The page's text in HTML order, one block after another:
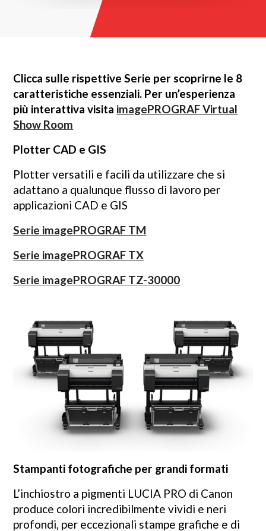
Clicca sulle rispettive Serie per scoprirne le 8
caratteristiche essenziali. Per un’esperienza
più interattiva visita imagePROGRAF Virtual
Show Room
Plotter CAD e GIS
Plotter versatili e facili da utilizzare che si
adattano a qualunque flusso di lavoro per
applicazioni CAD e GIS
Serie imagePROGRAF TM
Serie imagePROGRAF TX
Serie imagePROGRAF TZ-30000
Stampanti fotografiche per grandi formati
L’inchiostro a pigmenti LUCIA PRO di Canon
produce colori incredibilmente vividi e neri
profondi, per eccezionali stampe grafiche e di